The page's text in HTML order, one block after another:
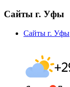
Сайты г. Уфы
Сайты г. Уфы